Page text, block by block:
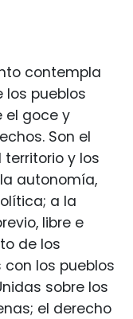
contempla
los pueblos
el goce y
Son el
y los
autonomía,
a la
libre e
de los
los pueblos
sobre los
el derecho